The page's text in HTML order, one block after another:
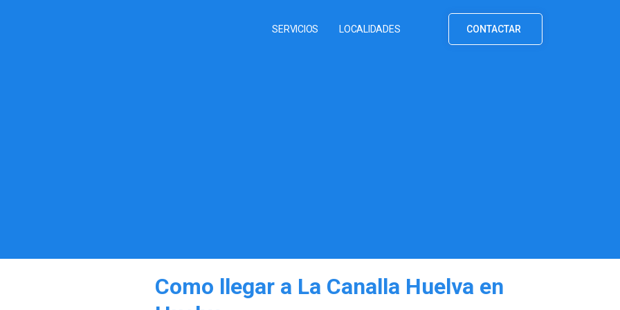
SERVICIOS LOCALIDADES CONTACTAR
Como llegar a La Canalla Huelva en